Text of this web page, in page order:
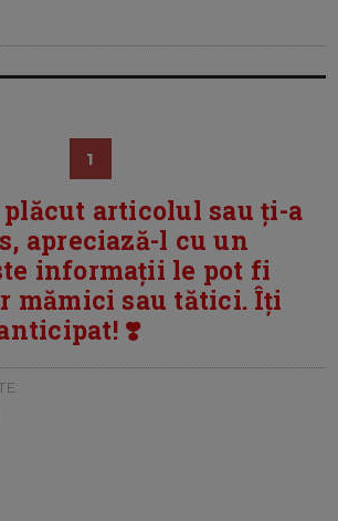
1
articolul sau ți-a
apreciază-l cu un
informații le pot fi
mămici sau tătici. Îți
❣️